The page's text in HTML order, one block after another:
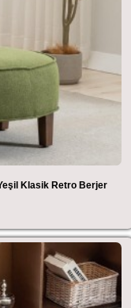
Klasik Retro Berjer